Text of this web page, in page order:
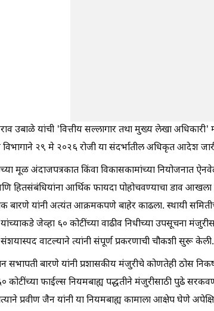
उबाळे यांची 'वित्तीय सल्लागार तथा मुख्य लेखा अधिकारी'
विभागाने २९ मे २०२६ रोजी या संदर्भातील अधिकृत आदेश
मूळ अंदाजपत्रकात किंवा विकासकामांच्या नियोजनात
हितसंबंधियांना आर्थिक फायदा पोहोचवण्याचा डाव आखला
बारणे यांनी अत्यंत आक्रमकपणे बाहेर काढला. स्थायी
जेव्हा ६० कोटींच्या वाढीव निधीच्या उपसूचना
वाटल्याने त्यांनी संपूर्ण प्रकरणाची चौकशी सुरू केली.
सभापती बारणे यांनी प्रशासकीय मंजुरीचे कोणतेही ठोस
कोटींच्या फाईल्स नियमबाह्य पद्धतीने मंजुरीसाठी पुढे
प्रवीण जैन यांनी या नियमबाह्य कामाला आक्षेप घेणे